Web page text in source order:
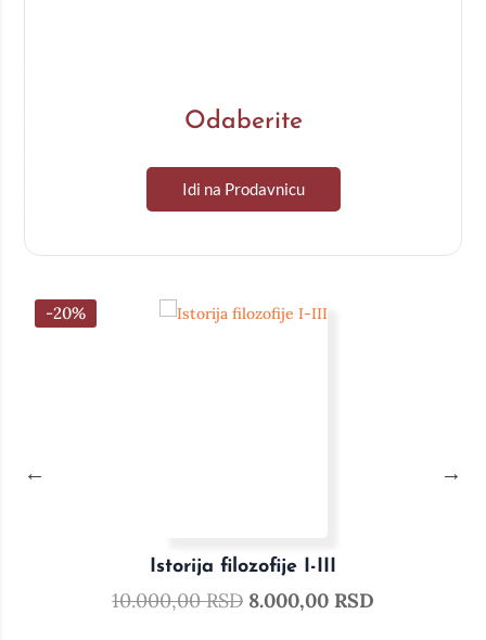
Odaberite
Idi na Prodavnicu
-20%
Istorija filozofije I-III
10.000,00RSD 8.000,00 RSD